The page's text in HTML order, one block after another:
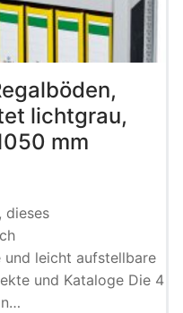
lichtgrau,
mm
dieses
leicht aufstellbare
und Kataloge Die 4